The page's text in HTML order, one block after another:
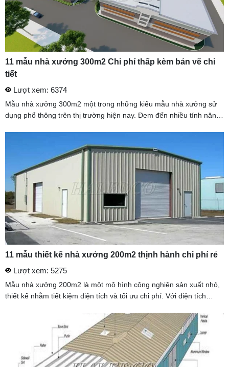
11 mẫu nhà xưởng 300m2 Chi phí thấp kèm bản vẽ chi
tiết
Lượt xem: 6374
Mẫu nhà xưởng 300m2 một trong những kiểu mẫu nhà xưởng sử
dụng phổ thông trên thị trường hiện nay. Đem đến nhiều tính năng
11 mẫu thiết kế nhà xưởng 200m2 thịnh hành chi phí rẻ
Lượt xem: 5275
Mẫu nhà xưởng 200m2 là một mô hình công nghiện sản xuất nhỏ,
thiết kế nhằm tiết kiệm diện tích và tối ưu chi phí. Với diện tích